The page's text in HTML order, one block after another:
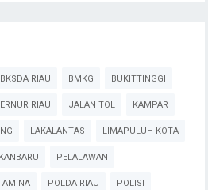
RIAU BMKG BUKITTINGGI
RIAU JALAN TOL KAMPAR
LAKALANTAS LIMAPULUH KOTA
PELALAWAN
POLDA RIAU POLISI